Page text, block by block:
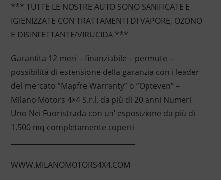
*** TUTTE LE NOSTRE AUTO SONO SANIFICATE E
IGIENIZZATE CON TRATTAMENTI DI VAPORE, OZONO
E DISINFETTANTE/VIRUCIDA ***
Garantita 12 mesi – finanziabile – permute –
possibilità di estensione della garanzia con i leader
del mercato ”Mapfre Warranty” o ”Opteven” –
Milano Motors 4×4 S.r.l. da più di 20 anni Numeri
Uno Nei Fuoristrada con un’ esposizione da più di
1.500 mq completamente coperti
WWW.MILANOMOTORS4X4.COM